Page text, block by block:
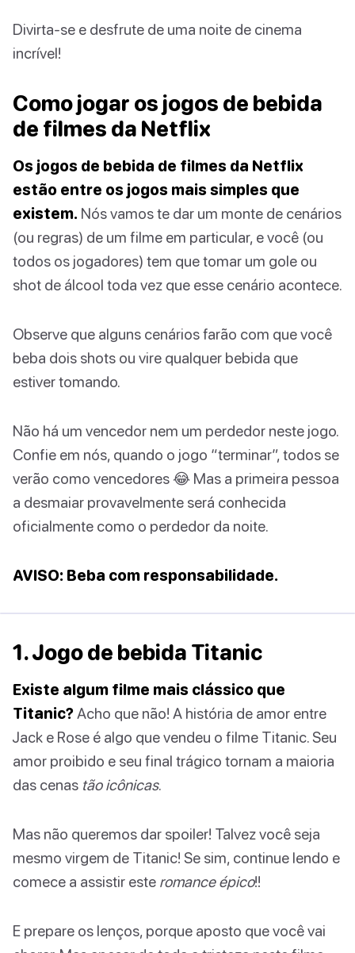
Divirta-se e desfrute de uma noite de cinema
incrível!
Como jogar os jogos de bebida
de filmes da Netflix
Os jogos de bebida de filmes da Netflix
estão entre os jogos mais simples que
existem. Nós vamos te dar um monte de cenários
(ou regras) de um filme em particular, e você (ou
todos os jogadores) tem que tomar um gole ou
shot de álcool toda vez que esse cenário acontece.
Observe que alguns cenários farão com que você
beba dois shots ou vire qualquer bebida que
estiver tomando.
Não há um vencedor nem um perdedor neste jogo.
Confie em nós, quando o jogo “terminar”, todos se
verão como vencedores 😂 Mas a primeira pessoa
a desmaiar provavelmente será conhecida
oficialmente como o perdedor da noite.
AVISO: Beba com responsabilidade.
1. Jogo de bebida Titanic
Existe algum filme mais clássico que
Titanic?Acho que não! A história de amor entre
Jack e Rose é algo que vendeu o filme Titanic. Seu
amor proibido e seu final trágico tornam a maioria
das cenas tão icônicas.
Mas não queremos dar spoiler! Talvez você seja
mesmo virgem de Titanic! Se sim, continue lendo e
comece a assistir este romance épico!!
E prepare os lenços, porque aposto que você vai